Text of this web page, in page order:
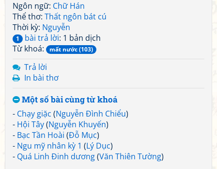
Ngôn ngữ: Chữ Hán
Thể thơ: Thất ngôn bát cú
Thời kỳ: Nguyễn
1 bài trả lời: 1 bản dịch
Từ khoá:
mất nước (103)
Trả lời
In bài thơ
Một số bài cùng từ khoá
- Chạy giặc (Nguyễn Đình Chiểu)
- Hội Tây(Nguyễn Khuyến)
- Bạc Tần Hoài (Đỗ Mục)
- Ngu mỹ nhân kỳ 1 (Lý Dục)
- Quá Linh Đinh dương(Văn Thiên Tường)